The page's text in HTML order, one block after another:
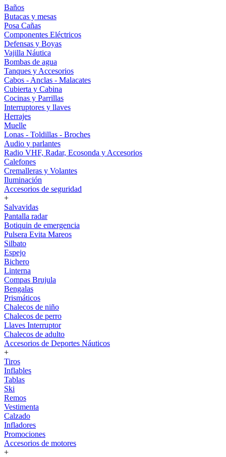
Baños
Butacas y mesas
Posa Cañas
Componentes Eléctricos
Defensas y Boyas
Vajilla Náutica
Bombas de agua
Tanques y Accesorios
Cabos - Anclas - Malacates
Cubierta y Cabina
Cocinas y Parrillas
Interruptores y llaves
Herrajes
Muelle
Lonas - Toldillas - Broches
Audio y parlantes
Radio VHF, Radar, Ecosonda y Accesorios
Calefones
Cremalleras y Volantes
Iluminación
Accesorios de seguridad
+
Salvavidas
Pantalla radar
Botiquin de emergencia
Pulsera Evita Mareos
Silbato
Espejo
Bichero
Linterna
Compas Brujula
Bengalas
Prismáticos
Chalecos de niño
Chalecos de perro
Llaves Interruptor
Chalecos de adulto
Accesorios de Deportes Náuticos
+
Tiros
Inflables
Tablas
Ski
Remos
Vestimenta
Calzado
Infladores
Promociones
Accesorios de motores
+